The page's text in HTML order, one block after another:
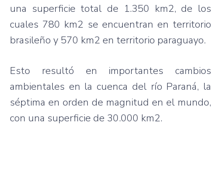
una superficie total de 1.350 km2, de los
cuales 780 km2 se encuentran en territorio
brasileño y 570 km2 en territorio paraguayo.
Esto resultó en importantes cambios
ambientales en la cuenca del río Paraná, la
séptima en orden de magnitud en el mundo,
con una superficie de 30.000 km2.